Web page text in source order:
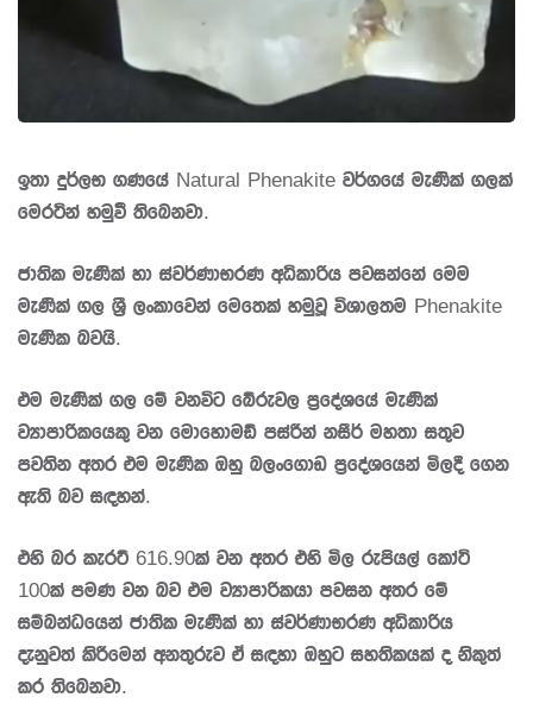
ඉතා දුර්ලභ ගණයේ Natural Phenakite වර්ගයේ මැණික් ගලක්
මෙරටින් හමුවී තිබෙනවා.
ජාතික මැණික් හා ස්වර්ණාභරණ අධිකාරිය පවසන්නේ මෙම
මැණික් ගල ශ්‍රී ලංකාවෙන් මෙතෙක් හමුවූ විශාලතම Phenakite
මැණික බවයි.
එම මැණික් ගල මේ වනවිට බේරුවල ප්‍රදේශයේ මැණික්
ව්‍යාපාරිකයෙකු වන මොහොමඩ් පස්රීන් නසීර් මහතා සතුව
පවතින අතර එම මැණික ඔහු බලංගොඩ ප්‍රදේශයෙන් මිලදී ගෙන
ඇති බව සඳහන්.
එහි බර කැරට් 616.90ක් වන අතර එහි මිල රුපියල් කෝටි
100ක් පමණ වන බව එම ව්‍යාපාරිකයා පවසන අතර මේ
සම්බන්ධයෙන් ජාතික මැණික් හා ස්වර්ණාභරණ අධිකාරිය
දැනුවත් කිරීමෙන් අනතුරුව ඒ සඳහා ඔහුට සහතිකයක් ද නිකුත්
කර තිබෙනවා.